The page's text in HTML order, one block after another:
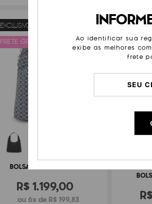
EXCLUSIVO ONLINE
FRETE GRÁTIS
BOLSA KIPLING EANNA ZIP
R$1.199,00
ou 6x de R$ 199,83 R$
Ao identificar sua
exibe as melhores
frete